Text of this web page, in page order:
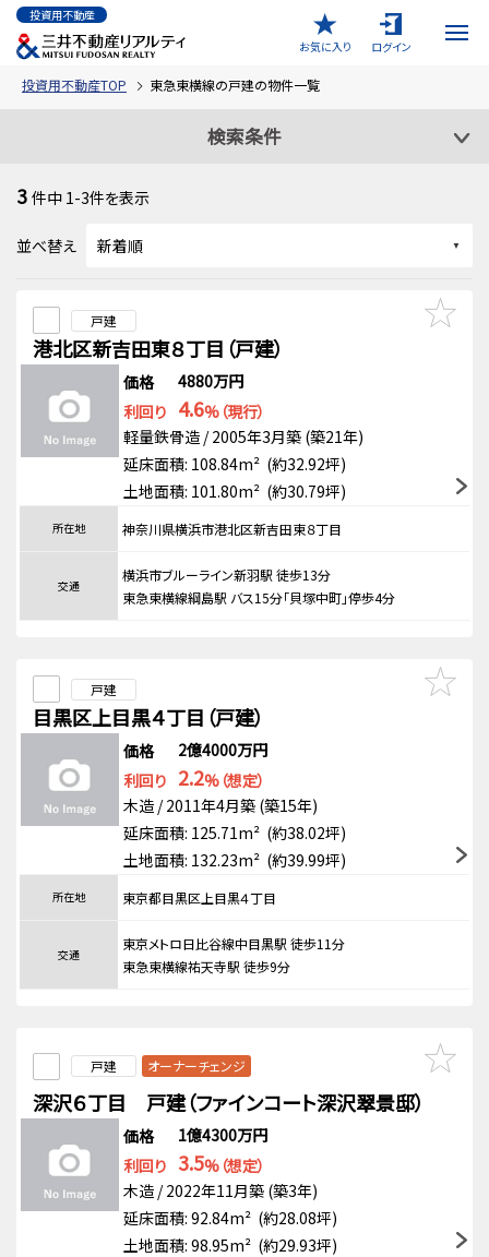
投資用不動産
お気に入り
ログイン
投資用不動産TOP 東急東横線の戸建の物件一覧
検索条件
3 件中 1-3件を表示
並べ替え
戸建
港北区新吉田東８丁目（戸建）
価格
4880万円
利回り 4.6%（現行）
軽量鉄骨造 / 2005年3月築 (築21年)
延床面積: 108.84m² (約32.92坪)
土地面積: 101.80m² (約30.79坪)
所在地 神奈川県横浜市港北区新吉田東８丁目
交通
横浜市ブルーライン新羽駅 徒歩13分
東急東横線綱島駅 バス15分「貝塚中町」停歩4分
戸建
目黒区上目黒４丁目（戸建）
価格
2億4000万円
利回り 2.2%（想定）
木造 / 2011年4月築 (築15年)
延床面積: 125.71m² (約38.02坪)
土地面積: 132.23m² (約39.99坪)
所在地 東京都目黒区上目黒４丁目
交通
東京メトロ日比谷線中目黒駅 徒歩11分
東急東横線祐天寺駅 徒歩9分
戸建 オーナーチェンジ
深沢６丁目 戸建（ファインコート深沢翠景邸）
価格
1億4300万円
利回り 3.5%（想定）
木造 / 2022年11月築 (築3年)
延床面積: 92.84m² (約28.08坪)
土地面積: 98.95m² (約29.93坪)